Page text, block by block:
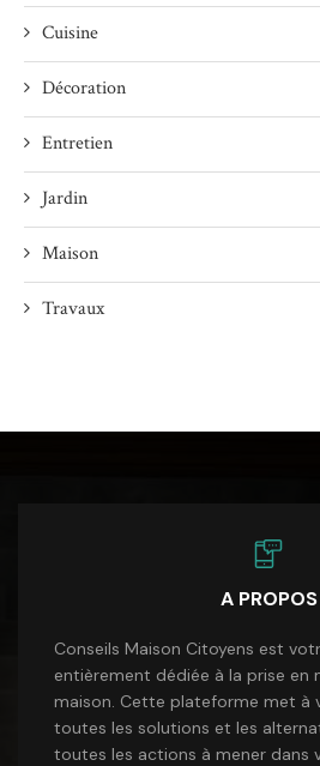
Cuisine
Décoration
Entretien
Jardin
Maison
Travaux
A PROPOS
Conseils Maison Citoyens est
entièrement dédiée à la prise en
maison. Cette plateforme met à
toutes les solutions et les
toutes les actions à mener dans